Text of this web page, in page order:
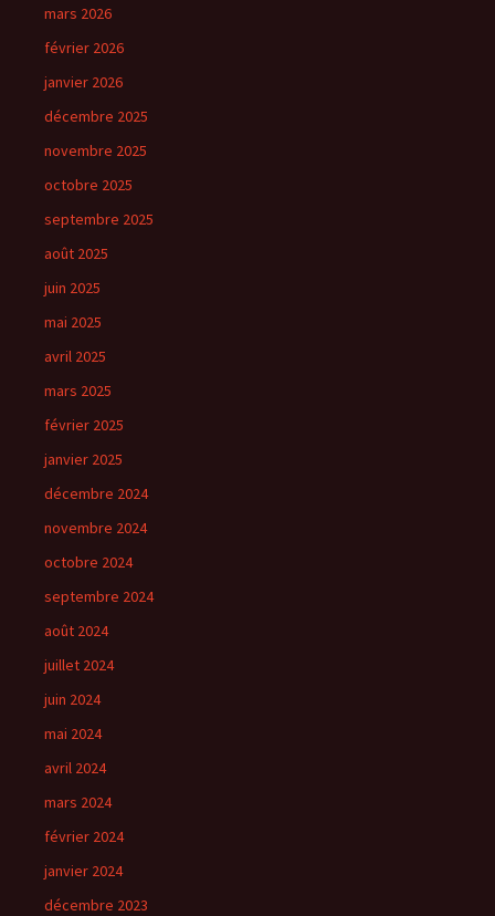
mars 2026
février 2026
janvier 2026
décembre 2025
novembre 2025
octobre 2025
septembre 2025
août 2025
juin 2025
mai 2025
avril 2025
mars 2025
février 2025
janvier 2025
décembre 2024
novembre 2024
octobre 2024
septembre 2024
août 2024
juillet 2024
juin 2024
mai 2024
avril 2024
mars 2024
février 2024
janvier 2024
décembre 2023